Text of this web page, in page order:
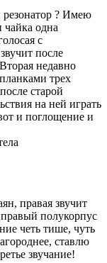
? Имею
одна
с
после
недавно
трех
старой
на ней играть
и поглощение и
правая звучит
полукорпус
четь тише, чуть
ставлю
звучание!